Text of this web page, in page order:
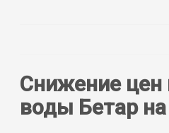
Снижение цен
воды Бетар на